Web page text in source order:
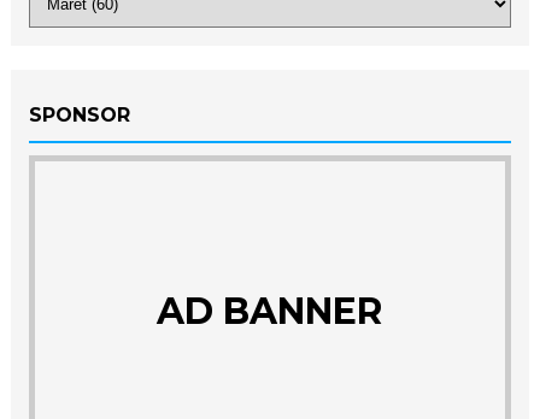
SPONSOR
AD BANNER